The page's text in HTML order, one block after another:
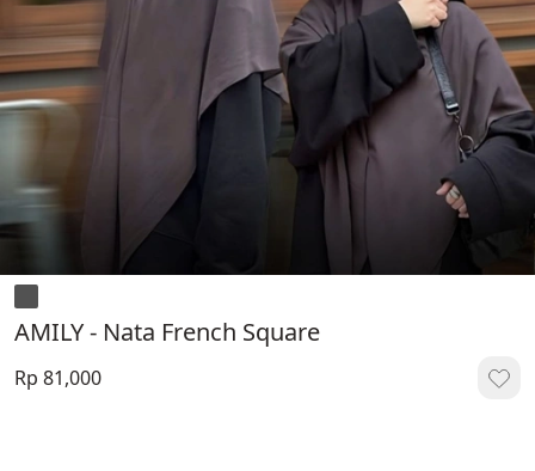
AMILY - Nata French Square
Rp 81,000